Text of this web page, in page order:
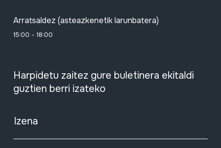
Arratsaldez (asteazkenetik larunbatera)
15:00 - 18:00
Harpidetu zaitez gure buletinera ekitaldi
guztien berri izateko
Izena